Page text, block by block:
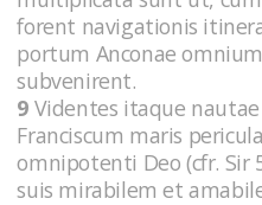
forent navigationis
portum Anconae
subvenirent.
9 Videntes itaque
Franciscum maris
omnipotenti Deo (cfr. Sir
suis mirabilem et